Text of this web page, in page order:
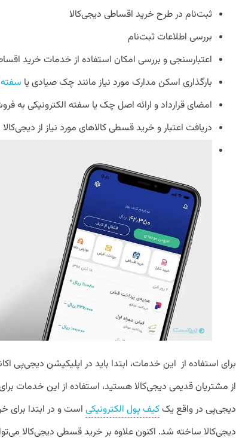
ثبت‌نام در طرح خرید اقساطی دیجی‌کالا
بررسی اطلاعات ثبت‌نام
اعتبارسنجی و بررسی امکان استفاده از خدمات خرید
بارگذاری اسکن مدارک مورد نیاز مانند چک صیادی یا سفته
امضای قرارداد و ارائه اصل چک یا سفته الکترونیکی به
دریافت اعتبار و خرید قسطی کالاهای مورد نیاز از دیجی‌کالا
برای استفاده از این خدمات، ابتدا باید در اپلیکیشن دیجی‌پی
از مشتریان قدیمی دیجی‌کالا هستید، استفاده از این خدمات
دیجی‌پی در واقع یککیف پول الکترونیکی است و در ابتدا برای
دیجی‌کالا ساخته شد. اکنون علاوه بر خرید قسطی دیجی‌کالا